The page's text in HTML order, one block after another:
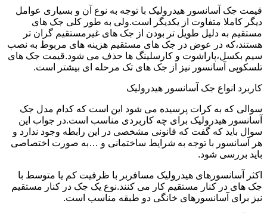
قیمت جک آسانسور هیدرولیک با توجه به نوع آن و بسیاری عوامل
دیگر کاملا متفاوت از یکدیگر است.ولی به طور کلی جک های
مستقیم به دلیل طویل تر بودن از جک های غیرمستقیم گران تر
هستند،که در عوض در جک های مستقیم هزینه های مربوط به نصب
سیم بکسل،پاراشوت و کارسلینگ ها حذف می شود.قیمت جک های
تلسکوپی آسانسور نیز از جک های تک مرحله ای بیشتر است.
کاربرد انواع جک آسانسور هیدرولیک
سوالی که به کرات پرسیده می شود این است که کدام مدل جک
آسانسور هیدرولیک برای چه کاربردی مناسب است.در جواب این
سوال باید که گفت که قانونی مشخصی در این رابطه وجود ندارد و
هر آسانسور با توجه به شرایط ساختمانی و …به صورت اختصاصی
باید بررسی شود.
اکثر آسانسورهای هیدرولیک مسافربر با ظرفیت کم یا متوسط با
جک های در کنار مستقیم کار می کنند.نوع یک جک در کنار مستقیم
نیز برای آسانسورهای خانگی دو طبقه مناسب است.